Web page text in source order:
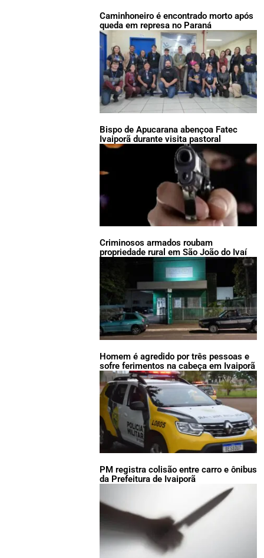
Caminhoneiro é encontrado morto após
queda em represa no Paraná
Bispo de Apucarana abençoa Fatec
Ivaiporã durante visita pastoral
Criminosos armados roubam
propriedade rural em São João do Ivaí
Homem é agredido por três pessoas e
sofre ferimentos na cabeça em Ivaiporã
PM registra colisão entre carro e ônibus
da Prefeitura de Ivaiporã